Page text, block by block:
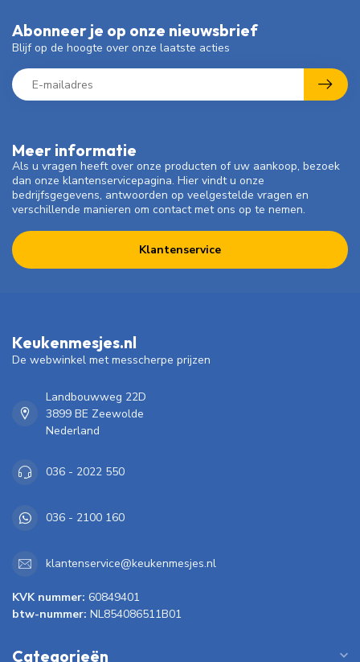
Meer informatie
Als u vragen heeft over onze producten of uw aankoop, bezoek
dan onze klantenservicepagina. Hier vindt u onze
bedrijfsgegevens, antwoorden op veelgestelde vragen en
verschillende manieren om contact met ons op te nemen.
Klantenservice
Abonneer je op onze nieuwsbrief
Blijf op de hoogte over onze laatste acties
Keukenmesjes.nl
De webwinkel met messcherpe prijzen
Landbouwweg 22D
3899 BE Zeewolde
Nederland
036 - 2022 550
036 - 2100 160
klantenservice@keukenmesjes.nl
KVK nummer: 60849401
btw-nummer: NL854086511B01
Categorieën